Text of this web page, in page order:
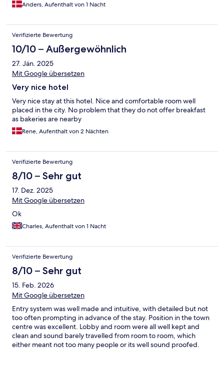
Anders, Aufenthalt von 1 Nacht
Verifizierte Bewertung
10/10 – Außergewöhnlich
27. Jän. 2025
Mit Google übersetzen
Very nice hotel
Very nice stay at this hotel. Nice and comfortable room well
placed in the city. No problem that they do not offer breakfast
as bakeries are nearby
Rene, Aufenthalt von 2 Nächten
Verifizierte Bewertung
8/10 – Sehr gut
17. Dez. 2025
Mit Google übersetzen
Ok
Charles, Aufenthalt von 1 Nacht
Verifizierte Bewertung
8/10 – Sehr gut
15. Feb. 2026
Mit Google übersetzen
Entry system was well made and intuitive, with detailed but not
too often prompting in advance of the stay. Position in the town
centre was excellent. Lobby and room were all well kept and
clean and sound barely travelled from room to room, which
either meant not too many people or its well sound proofed.